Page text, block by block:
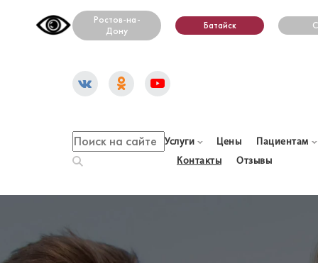
Ростов-на-
Дону
Батайск
Услуги Цены
Пациентам
Контакты
Отзывы